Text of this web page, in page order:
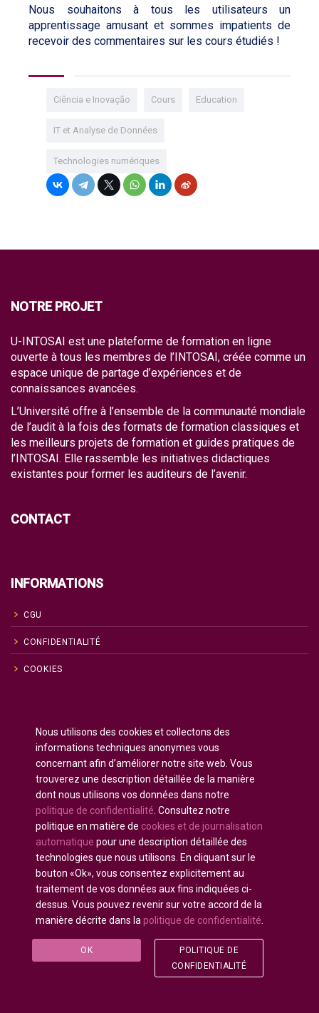
Nous souhaitons à tous les utilisateurs un
apprentissage amusant et sommes impatients de
recevoir des commentaires sur les cours étudiés !
Ciência e Inovação Cours Education
IT et Analyse de Données
Technologies numériques
NOTRE PROJET
U-INTOSAI est une plateforme de formation en ligne
ouverte à tous les membres de l’INTOSAI, créée comme un
espace unique de partage d’expériences et de
connaissances avancées.
L’Université offre à l’ensemble de la communauté mondiale
de l’audit à la fois des formats de formation classiques et
les meilleurs projets de formation et guides pratiques de
l’INTOSAI. Elle rassemble les initiatives didactiques
existantes pour former les auditeurs de l’avenir.
CONTACT
INFORMATIONS
CGU
CONFIDENTIALITÉ
COOKIES
Русский
(Russe
Español(Espagnol )
Français
العربية(Arabe)
Português(Portugais - du Portugal)
Tous droits réservés © 2020 - 2025
L'Université numérique pour la communauté de
l'INTOSAI ©Accounts Chamber of the Russian
FSI «CEAIT SP»
Nous utilisons des cookies et collectons des
informations techniques anonymes vous
concernant afin d’améliorer notre site web. Vous
trouverez une description détaillée de la manière
dont nous utilisons vos données dans notre
politique de confidentialité . Consultez notre
politique en matière de cookies et de journalisation
automatique pour une description détaillée des
technologies que nous utilisons. En cliquant sur le
bouton «Ok», vous consentez explicitement au
traitement de vos données aux fins indiquées ci-
dessus. Vous pouvez revenir sur votre accord de la
manière décrite dans la politique de confidentialité
OK
POLITIQUE DE
CONFIDENTIALITÉ